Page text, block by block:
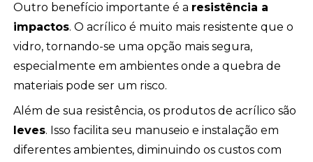
Outro benefício importante é a resistência a
impactos. O acrílico é muito mais resistente que o
vidro, tornando-se uma opção mais segura,
especialmente em ambientes onde a quebra de
materiais pode ser um risco.
Além de sua resistência, os produtos de acrílico são
leves. Isso facilita seu manuseio e instalação em
diferentes ambientes, diminuindo os custos com